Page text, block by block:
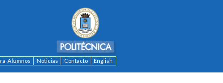
Alumnos Noticias Contacto English